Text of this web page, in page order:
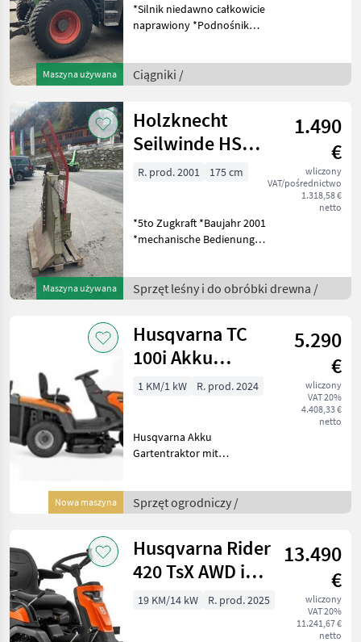
Maszyna używana
*Silnik niedawno całkowicie
naprawiony *Podnośnik
ostrzegawcze po obu
stronach *Kabina z
pneumatycznym *Hamu
Ciągniki /
Maszyna używana
Holzknecht
Seilwinde HS
205 B-U
**SONDERPREIS**
1.490
€
wliczony
VAT/pośrednictwo
1.318,58 €
netto
R. prod. 2001 175 cm
*5to Zugkraft *Baujahr 2001
*mechanische Bedienung
*Schutzgitter *Kat. I/II
Anbau möglich *ca. 320 kg
Sprzęt leśny i do obróbki drewna /
Nowa maszyna
Husqvarna TC
100i Akku
Rasentraktor
5.290
€
wliczony
VAT 20%
4.408,33 €
netto
1 KM/1 kW R. prod. 2024
Husqvarna Akku
Gartentraktor mit
Mähdeck-Elektromotoren
steuern jedes Messer,
riemenloses An
Sprzęt ogrodniczy /
Husqvarna Rider
420 TsX AWD inkl
Mähdeck
13.490
€
wliczony
VAT 20%
11.241,67 €
netto
19 KM/14 kW R. prod. 2025